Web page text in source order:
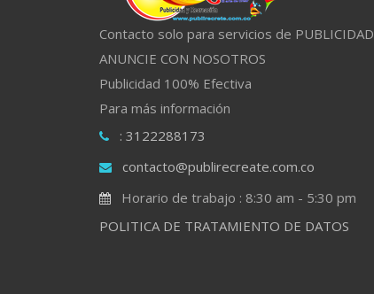
Contacto solo para servicios de PUBLICIDAD
ANUNCIE CON NOSOTROS
Publicidad 100% Efectiva
Para más información
: 3122288173
contacto@publirecreate.com.co
Horario de trabajo : 8:30 am - 5:30 pm
POLITICA DE TRATAMIENTO DE DATOS